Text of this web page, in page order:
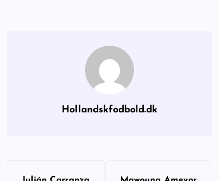
Hollandskfodbold.dk